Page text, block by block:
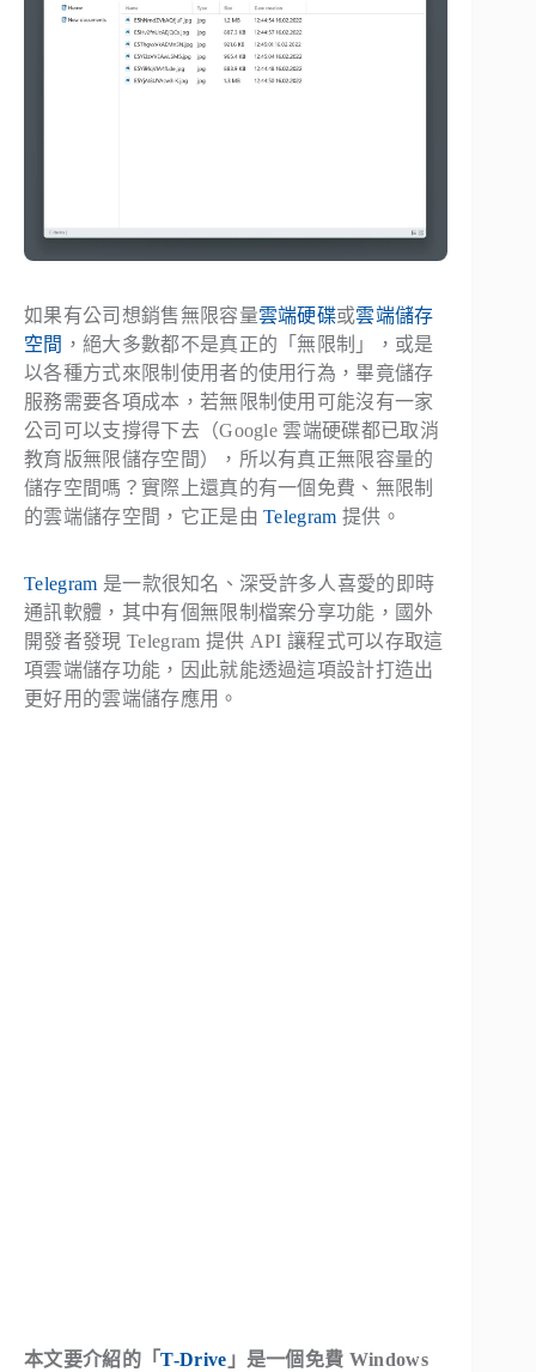
如果有公司想銷售無限容量雲端硬碟或雲端儲存
空間 ，絕大多數都不是真正的「無限制」，或是
以各種方式來限制使用者的使用行為，畢竟儲存
服務需要各項成本，若無限制使用可能沒有一家
公司可以支撐得下去（Google 雲端硬碟都已取消
教育版無限儲存空間），所以有真正無限容量的
儲存空間嗎？實際上還真的有一個免費、無限制
的雲端儲存空間，它正是由Telegram 提供。
Telegram 是一款很知名、深受許多人喜愛的即時
通訊軟體，其中有個無限制檔案分享功能，國外
開發者發現 Telegram 提供 API 讓程式可以存取這
項雲端儲存功能，因此就能透過這項設計打造出
更好用的雲端儲存應用。
本文要介紹的「T-Drive 」是一個免費 Windows